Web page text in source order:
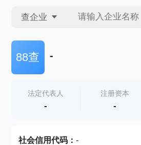
查企业
查企业
查产地
88查 -
法定代表人
-
注册资本
-
社会信用代码： -